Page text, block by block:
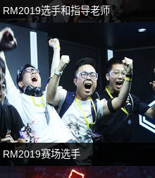
RM2019选手和指导老师
RM2019赛场选手